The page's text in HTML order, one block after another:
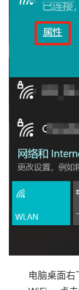
电脑桌面右